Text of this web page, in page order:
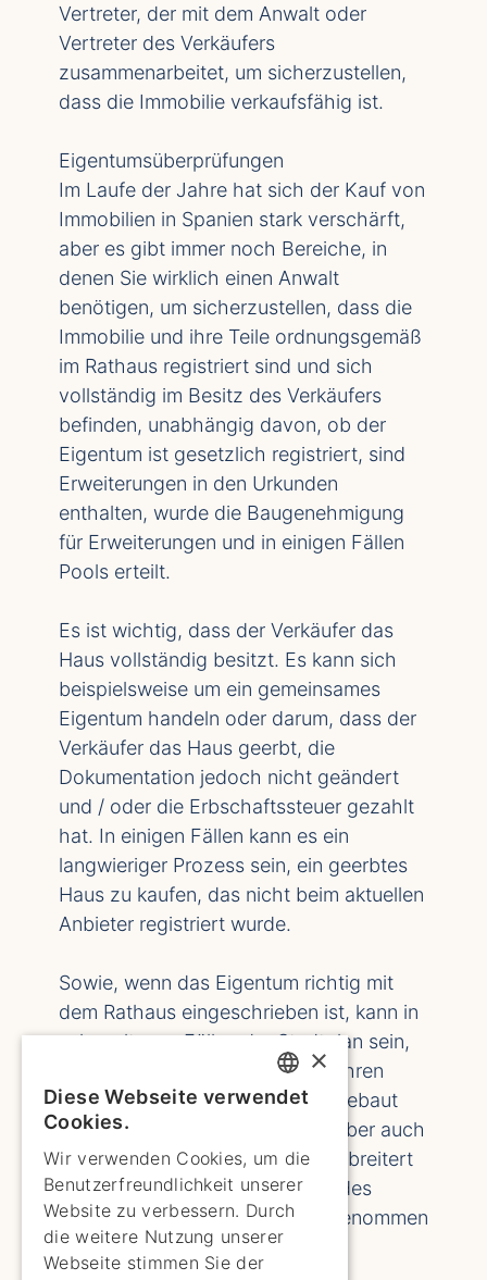
Vertreter, der mit dem Anwalt oder
Vertreter des Verkäufers
zusammenarbeitet, um sicherzustellen,
dass die Immobilie verkaufsfähig ist.
Eigentumsüberprüfungen
Im Laufe der Jahre hat sich der Kauf von
Immobilien in Spanien stark verschärft,
aber es gibt immer noch Bereiche, in
denen Sie wirklich einen Anwalt
benötigen, um sicherzustellen, dass die
Immobilie und ihre Teile ordnungsgemäß
im Rathaus registriert sind und sich
vollständig im Besitz des Verkäufers
befinden, unabhängig davon, ob der
Eigentum ist gesetzlich registriert, sind
Erweiterungen in den Urkunden
enthalten, wurde die Baugenehmigung
für Erweiterungen und in einigen Fällen
Pools erteilt.
Es ist wichtig, dass der Verkäufer das
Haus vollständig besitzt. Es kann sich
beispielsweise um ein gemeinsames
Eigentum handeln oder darum, dass der
Verkäufer das Haus geerbt, die
Dokumentation jedoch nicht geändert
und / oder die Erbschaftssteuer gezahlt
hat. In einigen Fällen kann es ein
langwieriger Prozess sein, ein geerbtes
Haus zu kaufen, das nicht beim aktuellen
Anbieter registriert wurde.
Sowie, wenn das Eigentum richtig mit
dem Rathaus eingeschrieben ist, kann in
sehr seltenen Fällen der Stadtplan sein,
dass eine Straße in oder durch Ihren
beabsichtigten Eigentumskauf gebaut
wird. Dies ist sehr selten, kann aber auch
vorkommen, dass die Straße verbreitert
werden muss und dazu ein Teil des
Grundstücks vom Grundstück genommen
werden kann.
ENGLISH
ENGLISH
SPANISH
GERMAN
FRENCH
×
Diese Webseite verwendet
Cookies.
Wir verwenden Cookies, um die
Benutzerfreundlichkeit unserer
Website zu verbessern. Durch
die weitere Nutzung unserer
Webseite stimmen Sie der